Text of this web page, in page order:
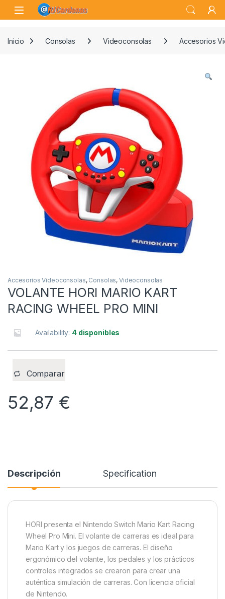
Skip to navigation
Skip to content
Open
Inicio Consolas Videoconsolas Accesorios
Accesorios Videoconsolas, Consolas, Videoconsolas
VOLANTE HORI MARIO KART
RACING WHEEL PRO MINI
Availability: 4 disponibles
Comparar
52,87 €
Descripción Specification
HORI presenta el Nintendo Switch Mario Kart Racing
Wheel Pro Mini. El volante de carreras es ideal para
Mario Kart y los juegos de carreras. El diseño
ergonómico del volante, los pedales y los prácticos
controles integrados se crearon para crear una
auténtica simulación de carreras. Con licencia oficial
de Nintendo.